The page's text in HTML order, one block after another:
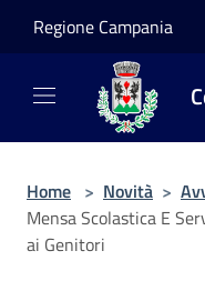
Regione Campania
Home > Novità >
Mensa Scolastica E
ai Genitori